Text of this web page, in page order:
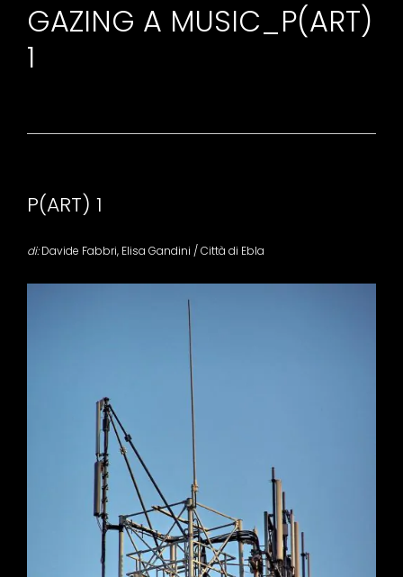
GAZING A MUSIC_P(ART)
1
P(ART) 1
di:Davide Fabbri, Elisa Gandini / Città di Ebla